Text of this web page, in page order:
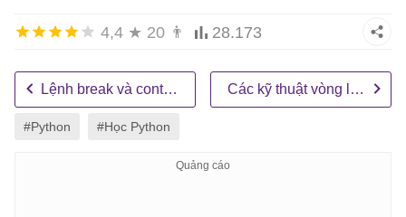
4,4 ★ 20 👨 28.173
Lệnh break và continue Các kỹ thuật vòng lặp
#Python #Học Python